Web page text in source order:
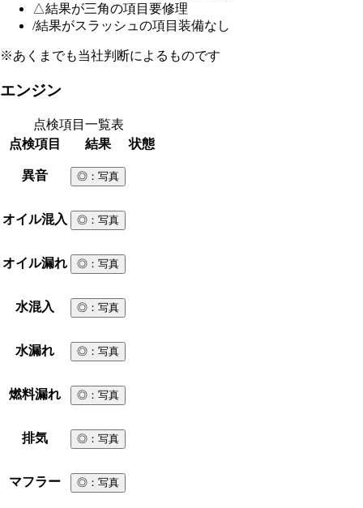
△結果が三角の項目 要修理
/結果がスラッシュの項目 装備なし
※あくまでも当社判断によるものです
エンジン
点検項目一覧表
点検項目
結果 状態
異音 ◎ ：写真
オイル混入 ◎ ：写真
オイル漏れ ◎ ：写真
水混入 ◎ ：写真
水漏れ ◎ ：写真
燃料漏れ ◎ ：写真
排気 ◎ ：写真
マフラー ◎ ：写真